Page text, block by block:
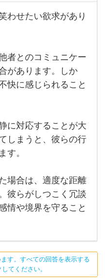
わせたい欲求があり
者とのコミュニケー
があります。しか
快に感じられること
に対応することが大
しまうと、彼らの行
す。
場合は、適度な距離
彼らがしつこく冗談
情や境界を守ること
す。すべての回答を表示する
てください。